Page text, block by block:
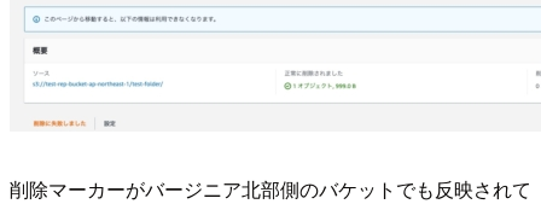
削除マーカーがバージニア北部側のバケットでも反映されて